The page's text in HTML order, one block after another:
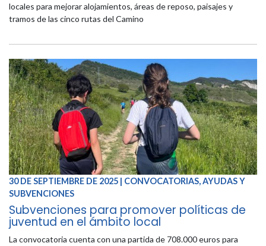
locales para mejorar alojamientos, áreas de reposo, paisajes y
tramos de las cinco rutas del Camino
30 DE SEPTIEMBRE DE 2025 | CONVOCATORIAS, AYUDAS Y
SUBVENCIONES
Subvenciones para promover políticas de
juventud en el ámbito local
La convocatoria cuenta con una partida de 708.000 euros para